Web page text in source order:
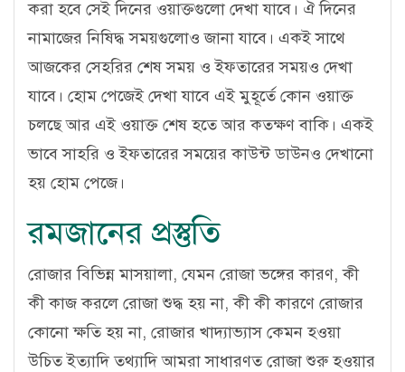
করা হবে সেই দিনের ওয়াক্তগুলো দেখা যাবে। ঐ দিনের
নামাজের নিষিদ্ধ সময়গুলোও জানা যাবে। একই সাথে
আজকের সেহরির শেষ সময় ও ইফতারের সময়ও দেখা
যাবে। হোম পেজেই দেখা যাবে এই মুহূর্তে কোন ওয়াক্ত
চলছে আর এই ওয়াক্ত শেষ হতে আর কতক্ষণ বাকি। একই
ভাবে সাহরি ও ইফতারের সময়ের কাউন্ট ডাউনও দেখানো
হয় হোম পেজে।
রমজানের প্রস্তুতি
রোজার বিভিন্ন মাসয়ালা, যেমন রোজা ভঙ্গের কারণ, কী
কী কাজ করলে রোজা শুদ্ধ হয় না, কী কী কারণে রোজার
কোনো ক্ষতি হয় না, রোজার খাদ্যাভ্যাস কেমন হওয়া
উচিত ইত্যাদি তথ্যাদি আমরা সাধারণত রোজা শুরু হওয়ার